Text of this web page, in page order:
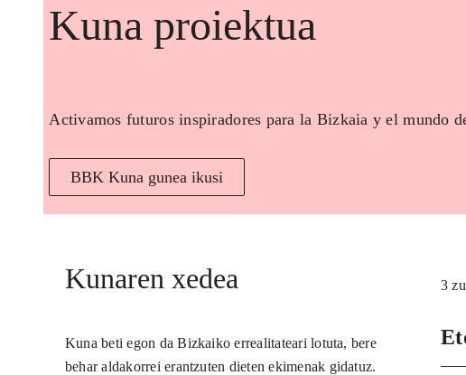
Kuna proiektua
Activamos futuros inspiradores para la Bizkaia y el mundo
BBK Kuna gunea ikusi
Kunaren xedea
Kuna beti egon da Bizkaiko errealitateari lotuta, bere
behar aldakorrei erantzuten dieten ekimenak gidatuz.
3